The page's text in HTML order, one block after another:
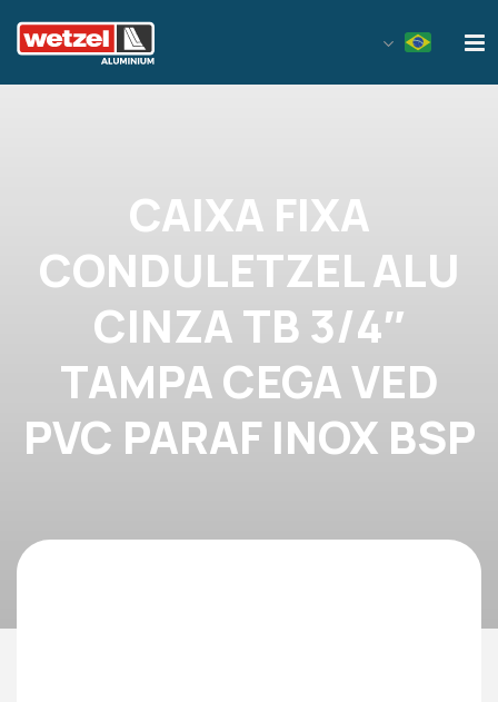
CAIXA FIXA
CONDULETZEL ALU
CINZA TB 3/4″
TAMPA CEGA VED
PVC PARAF INOX BSP